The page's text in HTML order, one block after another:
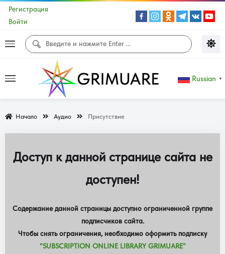
Регистрация
Войти
Russian ▼
Начало Аудио Присутствие
Доступ к данной странице сайта не
доступен!
Содержание данной страницы доступно ограниченной группе
подписчиков сайта.
Чтобы снять ограничения, необходимо оформить подписку
“SUBSCRIPTION ONLINE LIBRARY GRIMUARE”